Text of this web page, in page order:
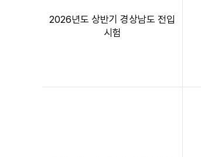
가2026년도 상반기 경상남도 전입
시험